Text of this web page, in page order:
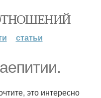
статьи
это интересно